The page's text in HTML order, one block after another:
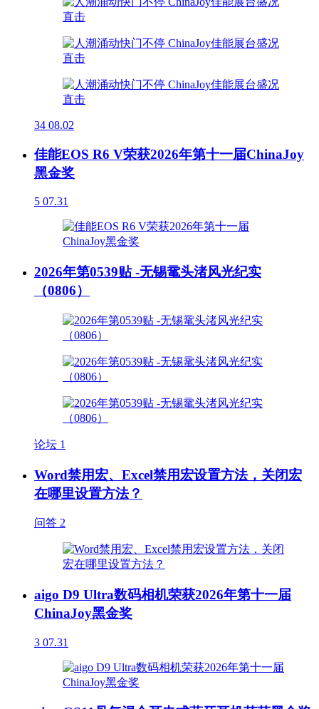
34 08.02
佳能EOS R6 V荣获2026年第十一届ChinaJoy
黑金奖
5 07.31
2026年第0539贴 -无锡鼋头渚风光纪实
（0806）
论坛 1
Word禁用宏、Excel禁用宏设置方法，关闭宏
在哪里设置方法？
问答 2
aigo D9 Ultra数码相机荣获2026年第十一届
ChinaJoy黑金奖
3 07.31